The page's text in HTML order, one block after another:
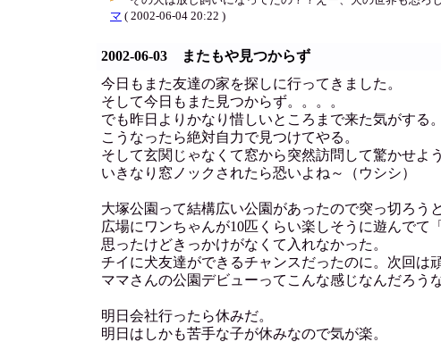
マ ( 2002-06-04 20:22 )
2002-06-03 またもや見つからず
今日もまた友達の家を探しに行ってきました。
そして今日もまた見つからず。。。。
でも昨日よりかなり惜しいところまで来た気がする。
こうなったら絶対自力で見つけてやる。
そして玄関じゃなくて窓から突然訪問して驚かせよ
いきなり窓ノックされたら恐いよね～（ウシシ）
大塚公園って結構広い公園があったので突っ切ろう
広場にワンちゃんが10匹くらい楽しそうに遊んでて
思ったけどきっかけがなくて入れなかった。
チイに犬友達ができるチャンスだったのに。次回は
ママさんの公園デビューってこんな感じなんだろうな
明日会社行ったら休みだ。
明日はしかも苦手な子が休みなので気が楽。